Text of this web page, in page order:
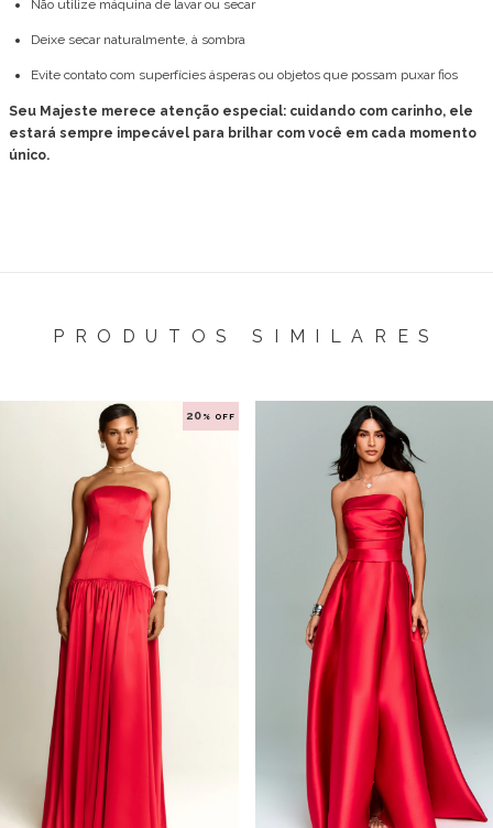
Não utilize máquina de lavar ou secar
Deixe secar naturalmente, à sombra
Evite contato com superfícies ásperas ou objetos que possam puxar fios
Seu Majeste merece atenção especial: cuidando com carinho, ele
estará sempre impecável para brilhar com você em cada momento
único.
PRODUTOS SIMILARES
20 % OFF